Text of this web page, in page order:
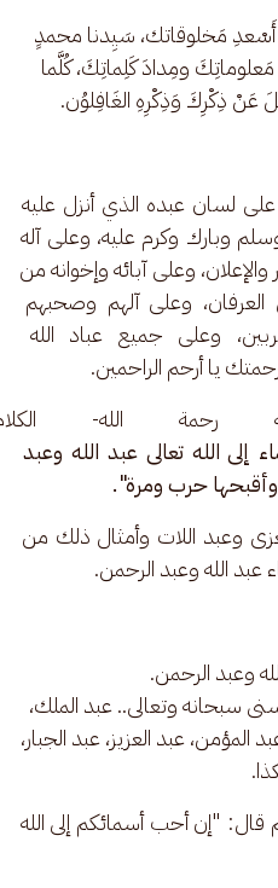
مَخلوقاتك، سَيِدنا محمدٍ
ومِدادَ كَلِماتِكَ، كُلَّما
عَنْ ذِكْرِكَ وَذِكْرِهِ الغَافِلوُن.
لسان عبده الذي أنزل عليه
وبارك وكرم عليه، وعلى آله
وعلى آبائه وإخوانه من
العرفان، وعلى آلهم وصحبهم
وعلى جميع عباد الله
يا أرحم الراحمين.
رحمة الله-
الله تعالى عبد الله وعبد
حرب ومرة".
وعبد اللات وأمثال ذلك من
عبد الله وعبد الرحمن.
وعبد الرحمن.
سبحانه وتعالى.. عبد الملك،
عبد العزيز، عبد الجبار،
"إن أحب أسمائكم إلى الله